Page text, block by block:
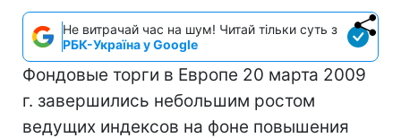
Не витрачай час на шум! Читай тільки суть з
РБК-Україна у Google
Фондовые торги в Европе 20 марта 2009
г. завершились небольшим ростом
ведущих индексов на фоне повышения